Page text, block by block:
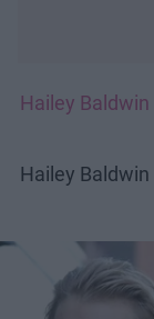
Hailey
Hailey